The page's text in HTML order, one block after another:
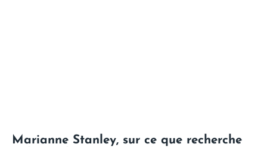
Marianne Stanley, sur ce que recherche